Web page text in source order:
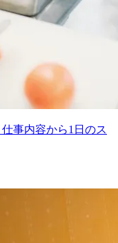
事内容から1日のス